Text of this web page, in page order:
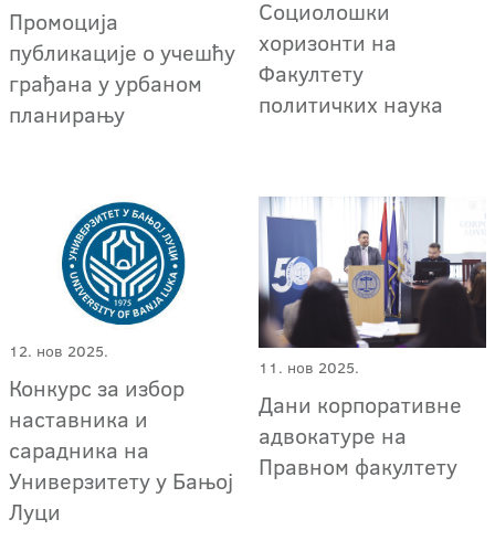
Промоција
публикације о учешћу
грађана у урбаном
планирању
Социолошки
хоризонти на
Факултету
политичких наука
12. нов 2025.
Конкурс за избор
наставника и
сарадника на
Универзитету у Бањој
Луци
11. нов 2025.
Дани корпоративне
адвокатуре на
Правном факултету